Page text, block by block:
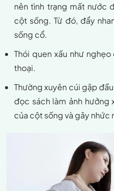
nên tình trạng mất nước
cột sống. Từ đó, đẩy
sống cổ.
Thói quen xấu như
thoại.
Thường xuyên cúi gập
đọc sách làm ảnh hưởng
của cột sống và gây nhức